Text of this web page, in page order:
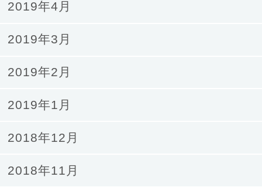
2019年4月
2019年3月
2019年2月
2019年1月
2018年12月
2018年11月